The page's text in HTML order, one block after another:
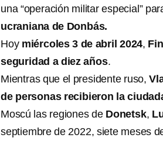
una “operación militar especial”
ucraniana de Donbás.
Hoy miércoles 3 de abril 2024,
seguridad a diez años.
Mientras que el presidente ruso,
de personas recibieron la
Moscú las regiones de Donetsk,
septiembre de 2022, siete meses